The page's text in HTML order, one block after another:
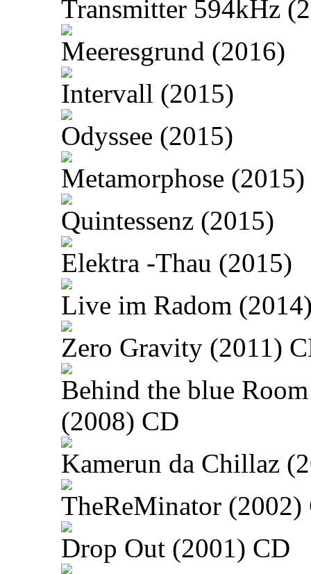
Transmitter 594kHz
Meeresgrund (2016)
Intervall (2015)
Odyssee (2015)
Metamorphose (2015)
Quintessenz (2015)
Elektra -Thau (2015)
Live im Radom
Zero Gravity (2011)
Behind the blue Room
(2008) CD
Kamerun da Chillaz
TheReMinator (2002)
Drop Out (2001) CD